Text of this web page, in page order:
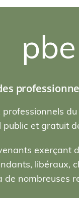
pbe
public et gratuit
exerçant
libéraux,
nombreuses